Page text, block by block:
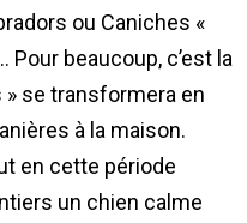
ou Caniches «
Pour beaucoup, c’est la
» se transformera en
à la maison.
en cette période
un chien calme